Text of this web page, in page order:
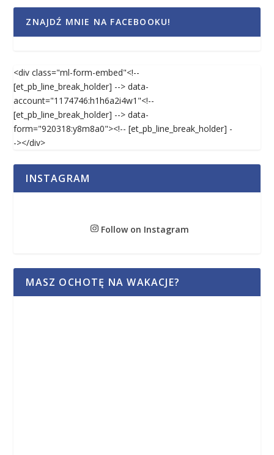
ZNAJDŹ MNIE NA FACEBOOKU!
<div class="ml-form-embed"<!--
[et_pb_line_break_holder] --> data-
account="1174746:h1h6a2i4w1"<!--
[et_pb_line_break_holder] --> data-
form="920318:y8m8a0"><!-- [et_pb_line_break_holder] -
-></div>
INSTAGRAM
Follow on Instagram
MASZ OCHOTĘ NA WAKACJE?